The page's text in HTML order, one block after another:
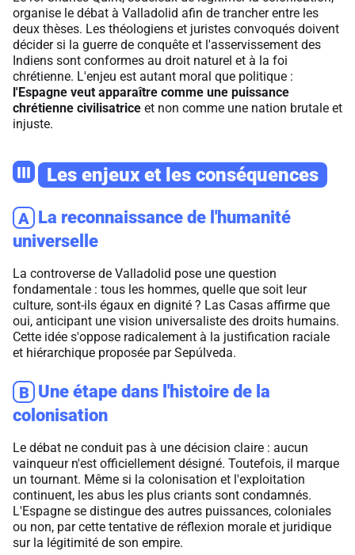
organise le débat à Valladolid afin de trancher entre les
deux thèses. Les théologiens et juristes convoqués doivent
décider si la guerre de conquête et l'asservissement des
Indiens sont conformes au droit naturel et à la foi
chrétienne. L'enjeu est autant moral que politique :
l'Espagne veut apparaître comme une puissance
chrétienne civilisatrice et non comme une nation brutale et
injuste.
III Les enjeux et les conséquences
A
La reconnaissance de l'humanité
universelle
La controverse de Valladolid pose une question
fondamentale : tous les hommes, quelle que soit leur
culture, sont-ils égaux en dignité ? Las Casas affirme que
oui, anticipant une vision universaliste des droits humains.
Cette idée s'oppose radicalement à la justification raciale
et hiérarchique proposée par Sepúlveda.
B Une étape dans l'histoire de la
colonisation
Le débat ne conduit pas à une décision claire : aucun
vainqueur n'est officiellement désigné. Toutefois, il marque
un tournant. Même si la colonisation et l'exploitation
continuent, les abus les plus criants sont condamnés.
L'Espagne se distingue des autres puissances, coloniales
ou non, par cette tentative de réflexion morale et juridique
sur la légitimité de son empire.